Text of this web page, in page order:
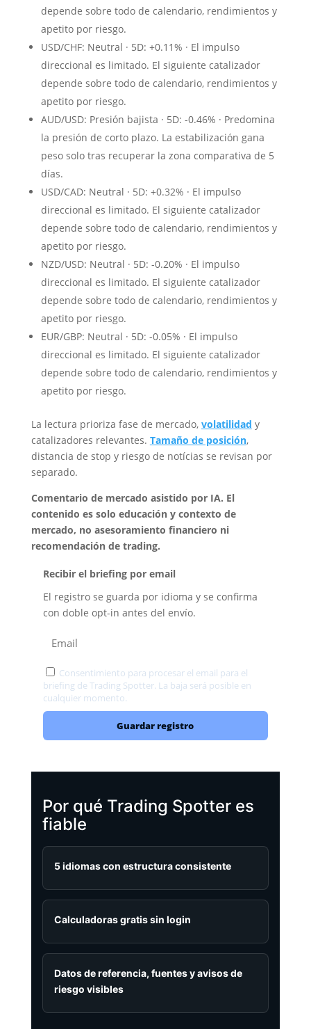
depende sobre todo de calendario, rendimientos y
apetito por riesgo.
USD/CHF: Neutral · 5D: +0.11% · El impulso
direccional es limitado. El siguiente catalizador
depende sobre todo de calendario, rendimientos y
apetito por riesgo.
AUD/USD: Presión bajista · 5D: -0.46% · Predomina
la presión de corto plazo. La estabilización gana
peso solo tras recuperar la zona comparativa de 5
días.
USD/CAD: Neutral · 5D: +0.32% · El impulso
direccional es limitado. El siguiente catalizador
depende sobre todo de calendario, rendimientos y
apetito por riesgo.
NZD/USD: Neutral · 5D: -0.20% · El impulso
direccional es limitado. El siguiente catalizador
depende sobre todo de calendario, rendimientos y
apetito por riesgo.
EUR/GBP: Neutral · 5D: -0.05% · El impulso
direccional es limitado. El siguiente catalizador
depende sobre todo de calendario, rendimientos y
apetito por riesgo.
La lectura prioriza fase de mercado, volatilidad y
catalizadores relevantes. Tamaño de posición,
distancia de stop y riesgo de notícias se revisan por
separado.
Comentario de mercado asistido por IA. El
contenido es solo educación y contexto de
mercado, no asesoramiento financiero ni
recomendación de trading.
Recibir el briefing por email
El registro se guarda por idioma y se confirma
con doble opt-in antes del envío.
Consentimiento para procesar el email para el
briefing de Trading Spotter. La baja será posible en
cualquier momento.
Guardar registro
Por qué Trading Spotter es
fiable
5 idiomas con estructura consistente
Calculadoras gratis sin login
Datos de referencia, fuentes y avisos de
riesgo visibles